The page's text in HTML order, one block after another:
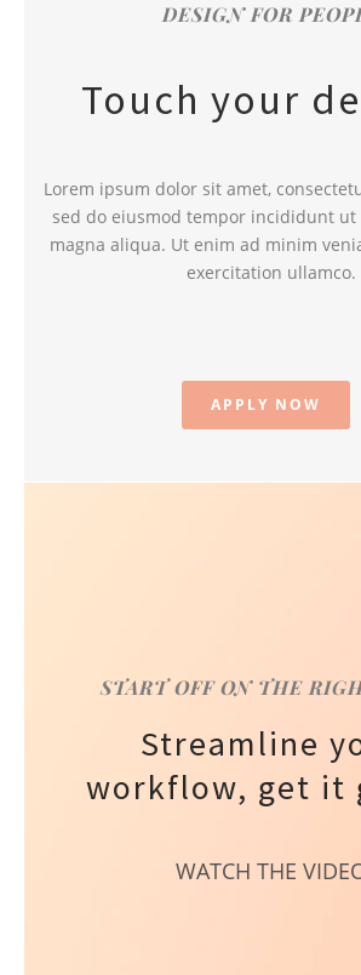
DESIGN FOR
Touch your
Lorem ipsum dolor sit amet,
sed do eiusmod tempor incididunt ut
magna aliqua. Ut enim ad minim
exercitation ullamco.
APPLY NOW
START OFF ON THE
Streamline
workflow, get it
WATCH THE